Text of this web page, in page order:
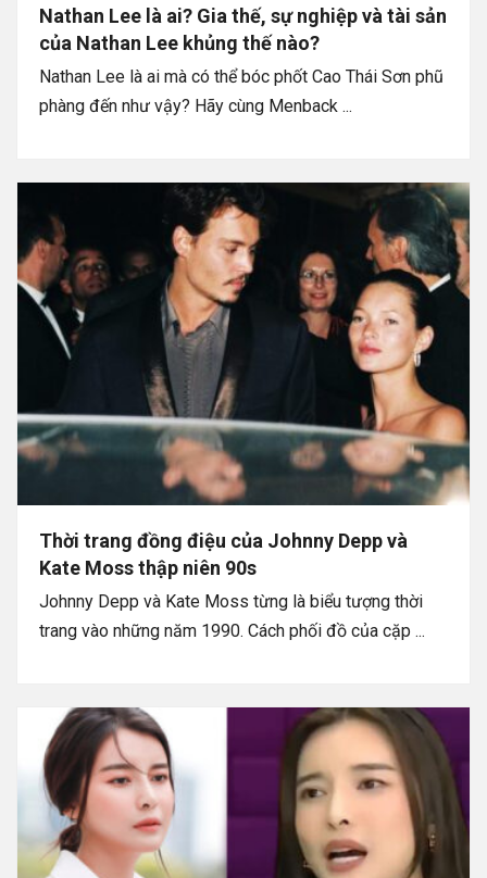
Nathan Lee là ai? Gia thế, sự nghiệp và tài sản
của Nathan Lee khủng thế nào?
Nathan Lee là ai mà có thể bóc phốt Cao Thái Sơn phũ
phàng đến như vậy? Hãy cùng Menback ...
Thời trang đồng điệu của Johnny Depp và
Kate Moss thập niên 90s
Johnny Depp và Kate Moss từng là biểu tượng thời
trang vào những năm 1990. Cách phối đồ của cặp ...